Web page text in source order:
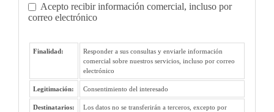
Acepto recibir información comercial, incluso por
correo electrónico
Finalidad:
Responder a sus consultas y enviarle información
comercial sobre nuestros servicios, incluso por correo
electrónico
Legitimación: Consentimiento del interesado
Destinatarios:
Los datos no se transferirán a terceros, excepto por